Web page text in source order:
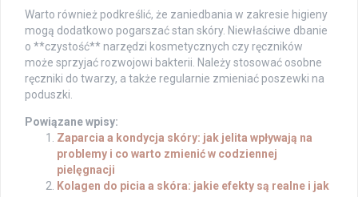
Warto również podkreślić, że zaniedbania w zakresie higieny
mogą dodatkowo pogarszać stan skóry. Niewłaściwe dbanie
o **czystość** narzędzi kosmetycznych czy ręczników
może sprzyjać rozwojowi bakterii. Należy stosować osobne
ręczniki do twarzy, a także regularnie zmieniać poszewki na
poduszki.
Powiązane wpisy:
Zaparcia a kondycja skóry: jak jelita wpływają na
problemy i co warto zmienić w codziennej
pielęgnacji
Kolagen do picia a skóra: jakie efekty są realne i jak